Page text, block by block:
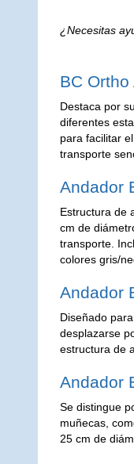
¿Necesitas
BC Ortho
Destaca por
diferentes
para facilitar
transporte
Andador
Estructura de
cm de
transporte.
colores gris/
Andador
Diseñado
desplazarse
estructura de
Andador
Se distingue
muñecas,
25 cm de